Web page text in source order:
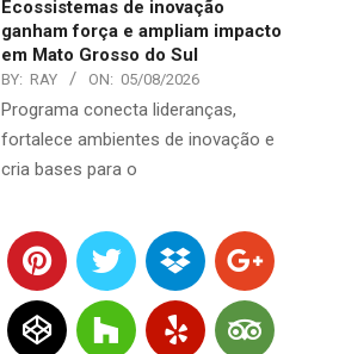
Ecossistemas de inovação
ganham força e ampliam impacto
em Mato Grosso do Sul
BY: RAY ON: 05/08/2026
Programa conecta lideranças,
fortalece ambientes de inovação e
cria bases para o